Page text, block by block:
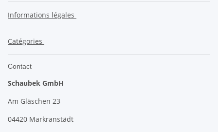
Informations légales
Catégories
Contact
Schaubek GmbH
Am Gläschen 23
04420 Markranstädt